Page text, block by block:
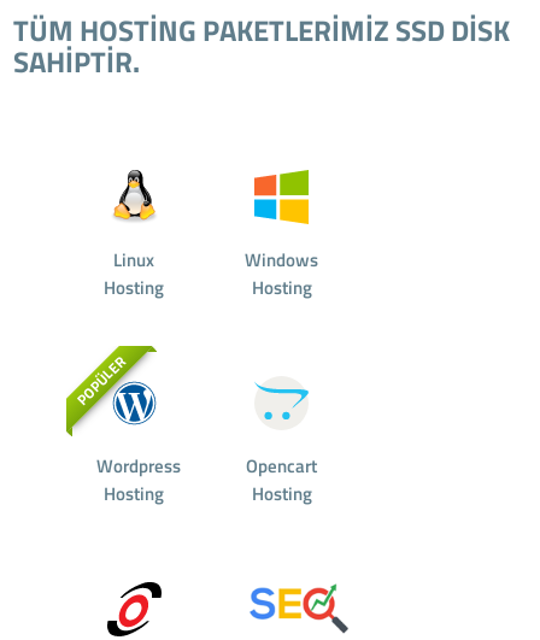
TÜM HOSTİNG PAKETLERİMİZ SSD DİSK
SAHİPTİR.
Linux
Hosting
Windows
Hosting
POPÜLER
Wordpress
Hosting
Opencart
Hosting